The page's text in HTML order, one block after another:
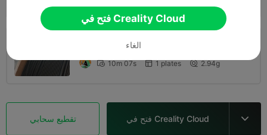
 10m 07s  1 plates  2.94g
تقطيع سحابي فتح في Creality Cloud 
فتح في Creality Cloud
الغاء